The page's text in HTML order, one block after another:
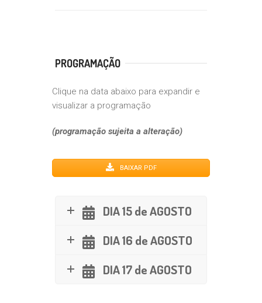
PROGRAMAÇÃO
Clique na data abaixo para expandir e
visualizar a programação
(programação sujeita a alteração)
BAIXAR PDF
DIA 15 de AGOSTO
DIA 16 de AGOSTO
DIA 17 de AGOSTO